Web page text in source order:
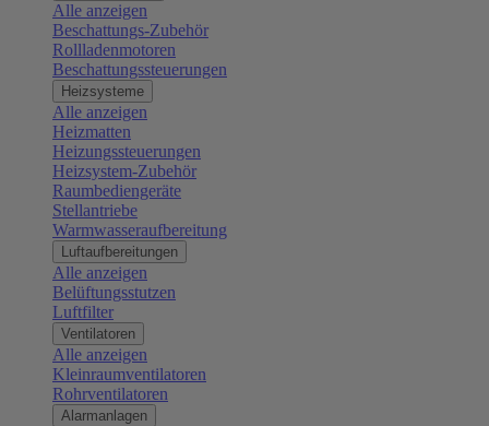
Alle anzeigen
Beschattungs-Zubehör
Rollladenmotoren
Beschattungssteuerungen
Heizsysteme
Alle anzeigen
Heizmatten
Heizungssteuerungen
Heizsystem-Zubehör
Raumbediengeräte
Stellantriebe
Warmwasseraufbereitung
Luftaufbereitungen
Alle anzeigen
Belüftungsstutzen
Luftfilter
Ventilatoren
Alle anzeigen
Kleinraumventilatoren
Rohrventilatoren
Alarmanlagen